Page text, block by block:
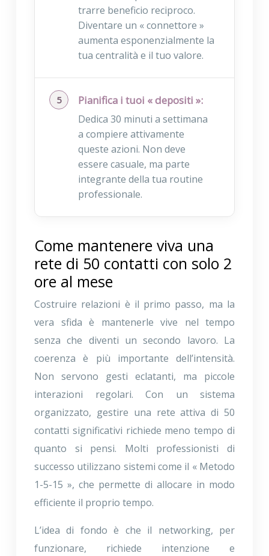
trarre beneficio reciproco.
Diventare un « connettore »
aumenta esponenzialmente la
tua centralità e il tuo valore.
Pianifica i tuoi « depositi »:
Dedica 30 minuti a settimana
a compiere attivamente
queste azioni. Non deve
essere casuale, ma parte
integrante della tua routine
professionale.
Come mantenere viva una
rete di 50 contatti con solo 2
ore al mese
Costruire relazioni è il primo passo, ma la
vera sfida è mantenerle vive nel tempo
senza che diventi un secondo lavoro. La
coerenza è più importante dell’intensità.
Non servono gesti eclatanti, ma piccole
interazioni regolari. Con un sistema
organizzato, gestire una rete attiva di 50
contatti significativi richiede meno tempo di
quanto si pensi. Molti professionisti di
successo utilizzano sistemi come il « Metodo
1-5-15 », che permette di allocare in modo
efficiente il proprio tempo.
L’idea di fondo è che il networking, per
funzionare, richiede intenzione e